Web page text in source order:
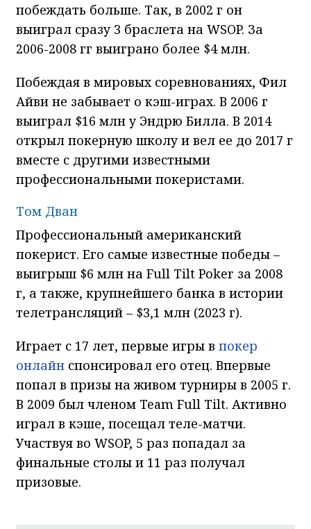
побеждать больше. Так, в 2002 г он
выиграл сразу 3 браслета на WSOP. За
2006-2008 гг выиграно более $4 млн.
Побеждая в мировых соревнованиях, Фил
Айви не забывает о кэш-играх. В 2006 г
выиграл $16 млн у Эндрю Билла. В 2014
открыл покерную школу и вел ее до 2017 г
вместе с другими известными
профессиональными покеристами.
Том Дван
Профессиональный американский
покерист. Его самые известные победы –
выигрыш $6 млн на Full Tilt Poker за 2008
г, а также, крупнейшего банка в истории
телетрансляций – $3,1 млн (2023 г).
Играет с 17 лет, первые игры в покер
онлайн спонсировал его отец. Впервые
попал в призы на живом турниры в 2005 г.
В 2009 был членом Team Full Tilt. Активно
играл в кэше, посещал теле-матчи.
Участвуя во WSOP, 5 раз попадал за
финальные столы и 11 раз получал
призовые.